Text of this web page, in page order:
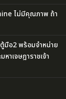
ไม่มีคุณภาพ ถ้า
อ2 พร้อมจำหน่าย
าเจษฎาราชเจ้า